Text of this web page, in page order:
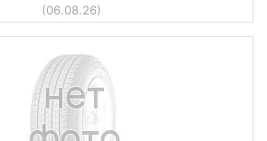
(06.08.26)